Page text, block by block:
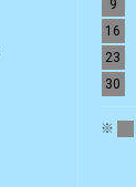
9
16
23
30
※